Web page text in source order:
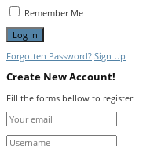
Remember Me
Forgotten Password? Sign Up
Create New Account!
Fill the forms bellow to register